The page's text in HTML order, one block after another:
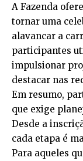
A Fazenda
tornar uma
alavancar a
participantes
impulsionar
destacar nas
Em resumo,
que exige
Desde a
cada etapa é
Para aqueles